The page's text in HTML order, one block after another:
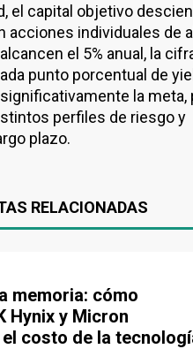
el capital objetivo
acciones individuales de
el 5% anual, la
punto porcentual de
la meta,
perfiles de riesgo y
plazo.
RELACIONADAS
memoria: cómo
Hynix y Micron
costo de la